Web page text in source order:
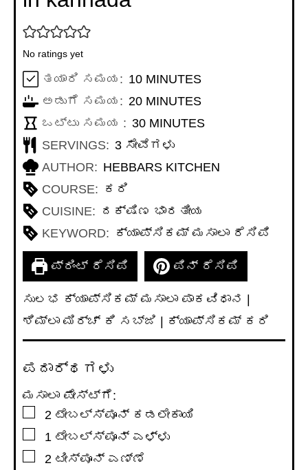
No ratings yet
ತಯಾರಿ ಸಮಯ: 10MINUTES
MINUTES
ಅಡುಗೆ ಸಮಯ: 20MINUTES
MINUTES
ಒಟ್ಟು ಸಮಯ : 30MINUTES
MINUTES
SERVINGS: 3 ಸೇವೆಗಳು
AUTHOR: HEBBARS KITCHEN
COURSE: ಕರಿ
CUISINE: ದಕ್ಷಿಣ ಭಾರತೀಯ
KEYWORD: ಕ್ಯಾಪ್ಸಿಕಮ್ ಮಸಾಲಾ ರೆಸಿಪಿ
ಪ್ರಿಂಟ್ ರೆಸಿಪಿ ಪಿನ್ ರೆಸಿಪಿ
ಸುಲಭ ಕ್ಯಾಪ್ಸಿಕಮ್ ಮಸಾಲಾ ಪಾಕವಿಧಾನ |
ಶಿಮ್ಲಾ ಮಿರ್ಚ್ ಕಿ ಸಬ್ಜಿ | ಕ್ಯಾಪ್ಸಿಕಮ್ ಕರಿ
ಪದಾರ್ಥಗಳು
ಮಸಾಲಾ ಪೇಸ್ಟ್ಗೆ:
▢2 ಟೇಬಲ್ಸ್ಪೂನ್ ಕಡಲೇಕಾಯಿ
▢1 ಟೇಬಲ್ಸ್ಪೂನ್ ಎಳ್ಳು
▢2 ಟೀಸ್ಪೂನ್ ಎಣ್ಣೆ